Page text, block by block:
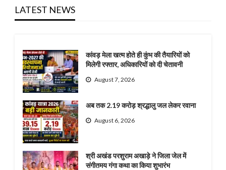
LATEST NEWS
कांवड़ मेला खत्म होते ही कुंभ की तैयारियों को
मिलेगी रफ्तार, अधिकारियों को दी चेतावनी
August 7, 2026
अब तक 2.19 करोड़ श्रद्धालु जल लेकर रवाना
August 6, 2026
श्री अखंड परशुराम अखाड़े ने जिला जेल में
संगीतमय गंगा कथा का किया शुभारंभ